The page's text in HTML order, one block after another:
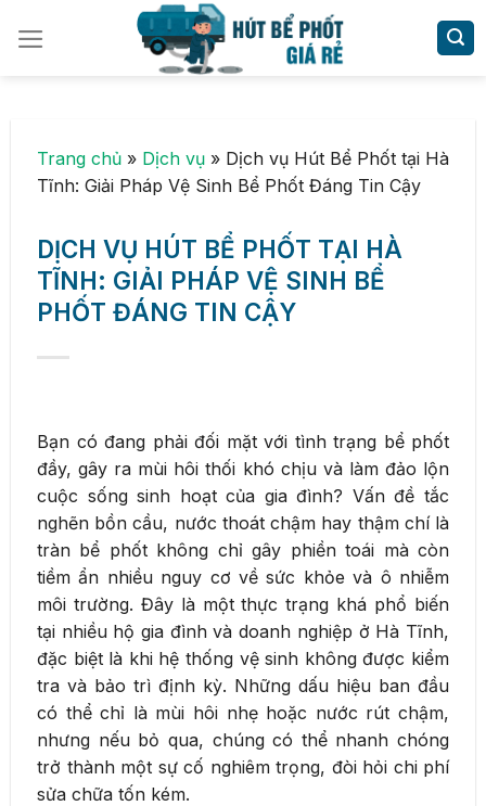
Trang chủ » Dịch vụ » Dịch vụ Hút Bể Phốt tại Hà
Tĩnh: Giải Pháp Vệ Sinh Bể Phốt Đáng Tin Cậy
DỊCH VỤ HÚT BỂ PHỐT TẠI HÀ
TĨNH: GIẢI PHÁP VỆ SINH BỂ
PHỐT ĐÁNG TIN CẬY
Bạn có đang phải đối mặt với tình trạng bể phốt
đầy, gây ra mùi hôi thối khó chịu và làm đảo lộn
cuộc sống sinh hoạt của gia đình? Vấn đề tắc
nghẽn bồn cầu, nước thoát chậm hay thậm chí là
tràn bể phốt không chỉ gây phiền toái mà còn
tiềm ẩn nhiều nguy cơ về sức khỏe và ô nhiễm
môi trường. Đây là một thực trạng khá phổ biến
tại nhiều hộ gia đình và doanh nghiệp ở Hà Tĩnh,
đặc biệt là khi hệ thống vệ sinh không được kiểm
tra và bảo trì định kỳ. Những dấu hiệu ban đầu
có thể chỉ là mùi hôi nhẹ hoặc nước rút chậm,
nhưng nếu bỏ qua, chúng có thể nhanh chóng
trở thành một sự cố nghiêm trọng, đòi hỏi chi phí
sửa chữa tốn kém.